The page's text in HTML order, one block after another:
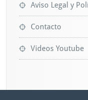
Aviso Legal y
Contacto
Videos Youtube